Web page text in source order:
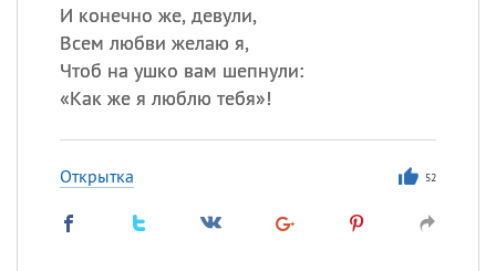
И конечно же, девули,
Всем любви желаю я,
Чтоб на ушко вам шепнули:
«Как же я люблю тебя»!
Открытка 52